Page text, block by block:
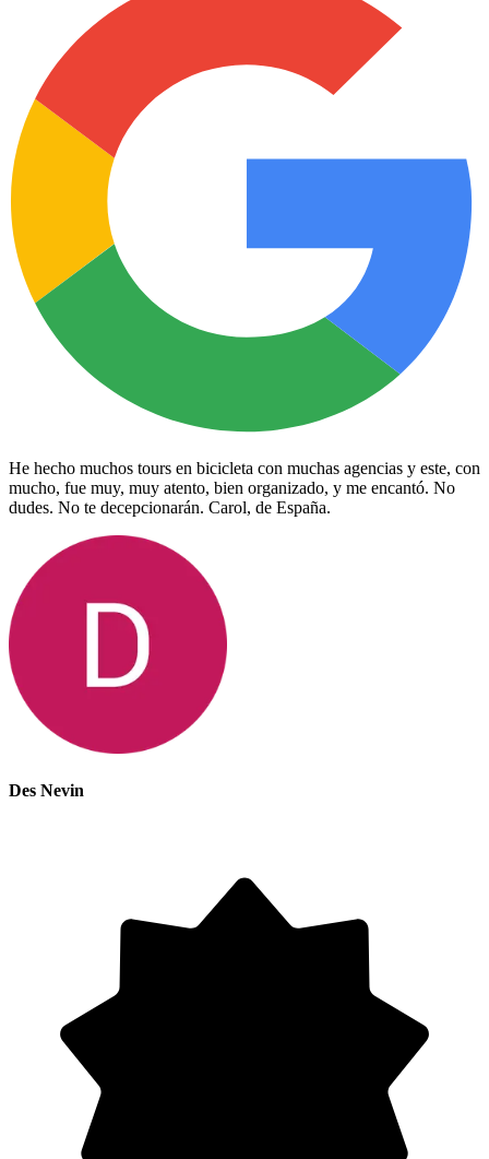
He hecho muchos tours en bicicleta con muchas agencias y este, con
mucho, fue muy, muy atento, bien organizado, y me encantó. No
dudes. No te decepcionarán. Carol, de España.
Des Nevin